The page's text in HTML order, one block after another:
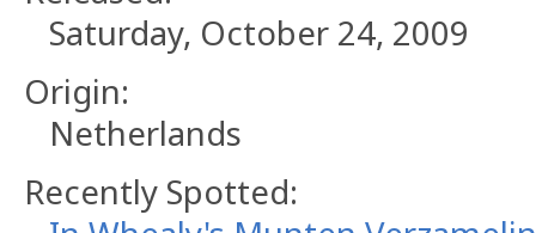
Saturday, October 24, 2009
Origin:
Netherlands
Recently Spotted: